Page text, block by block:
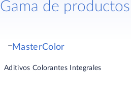
Gama de
MasterColor
Aditivos Colorantes Integrales